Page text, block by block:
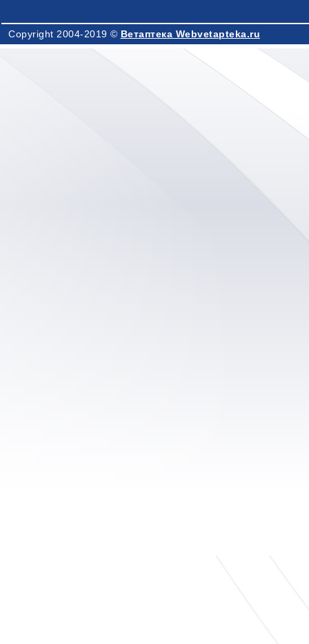
Copyright 2004-2019 © Ветаптека Webvetapteka.ru